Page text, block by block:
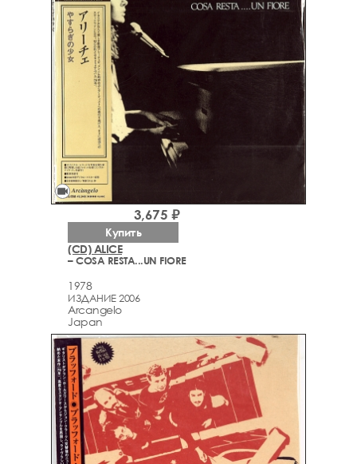
videocam
(CD) ALICE
– COSA RESTA...UN FIORE
1978
ИЗДАНИЕ 2006
Arcаngelo
Japan
3,675 ₽
Купить